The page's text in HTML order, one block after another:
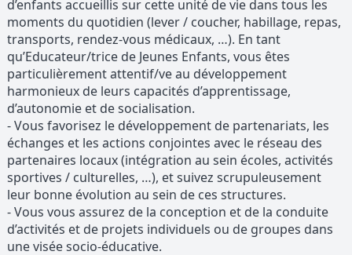
d’enfants accueillis sur cette unité de vie dans tous les
moments du quotidien (lever / coucher, habillage, repas,
transports, rendez-vous médicaux, …). En tant
qu’Educateur/trice de Jeunes Enfants, vous êtes
particulièrement attentif/ve au développement
harmonieux de leurs capacités d’apprentissage,
d’autonomie et de socialisation.
- Vous favorisez le développement de partenariats, les
échanges et les actions conjointes avec le réseau des
partenaires locaux (intégration au sein écoles, activités
sportives / culturelles, …), et suivez scrupuleusement
leur bonne évolution au sein de ces structures.
- Vous vous assurez de la conception et de la conduite
d’activités et de projets individuels ou de groupes dans
une visée socio-éducative.